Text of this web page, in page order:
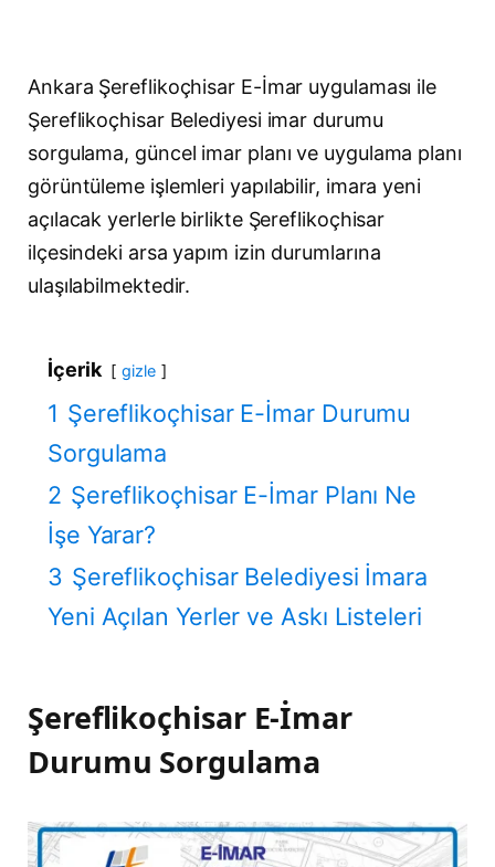
Ankara Şereflikoçhisar E-İmar uygulaması ile
Şereflikoçhisar Belediyesi imar durumu
sorgulama, güncel imar planı ve uygulama planı
görüntüleme işlemleri yapılabilir, imara yeni
açılacak yerlerle birlikte Şereflikoçhisar
ilçesindeki arsa yapım izin durumlarına
ulaşılabilmektedir.
İçerik gizle
1 Şereflikoçhisar E-İmar Durumu
Sorgulama
2 Şereflikoçhisar E-İmar Planı Ne
İşe Yarar?
3 Şereflikoçhisar Belediyesi İmara
Yeni Açılan Yerler ve Askı Listeleri
Şereflikoçhisar E-İmar
Durumu Sorgulama